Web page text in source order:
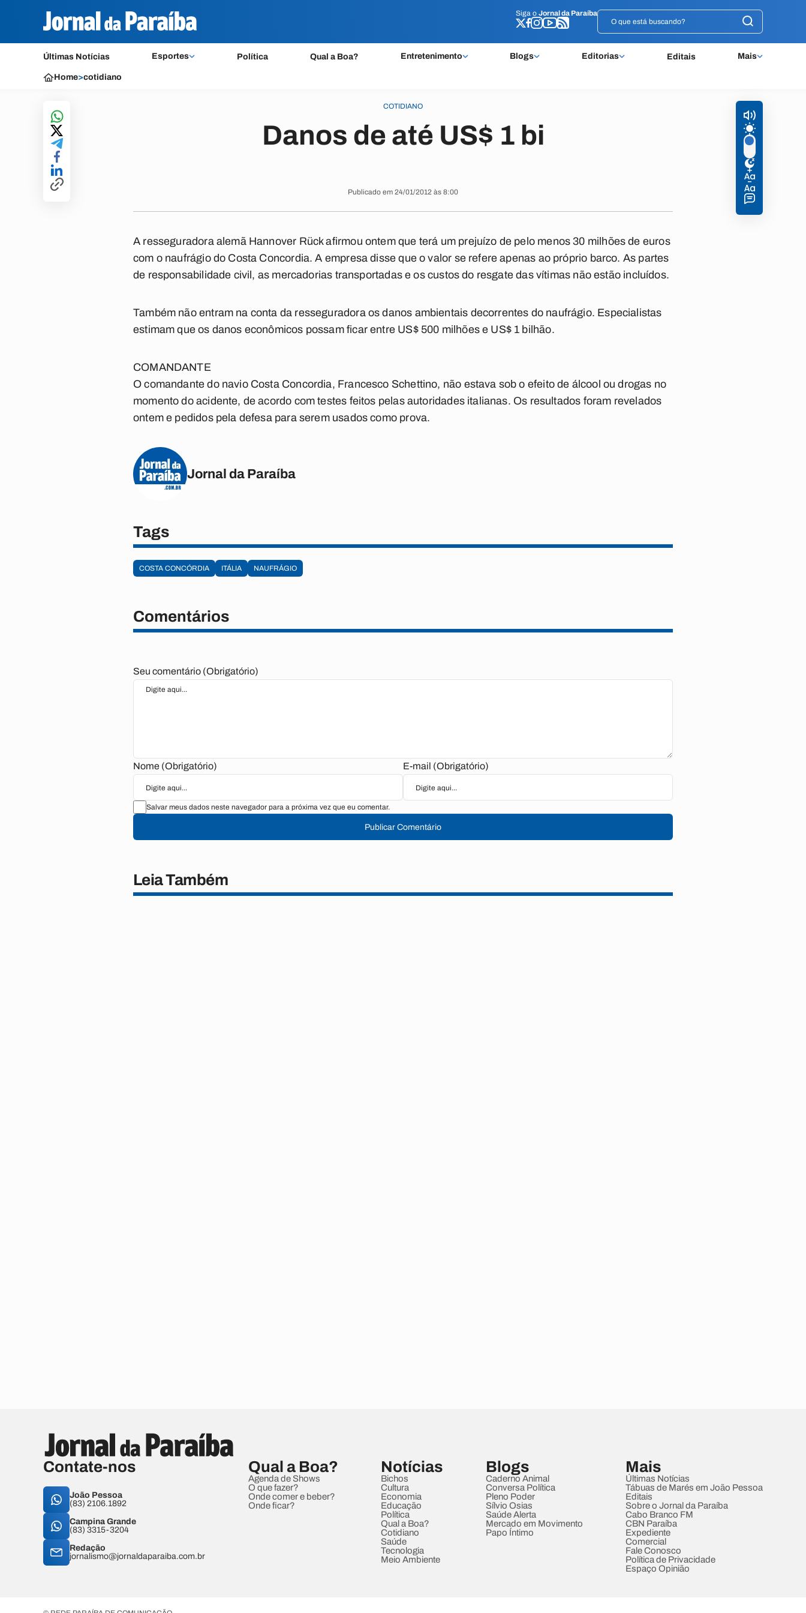
Siga o Jornal da Paraíba
Últimas Notícias Esportes Política Qual a Boa? Entretenimento Blogs Editorias Editais Mais
Siga o Jornal da Paraíba
Home>cotidiano
COTIDIANO
Danos de até US$ 1 bi
Publicado em 24/01/2012 às 8:00
A resseguradora alemã Hannover Rück afirmou ontem que terá um prejuízo de pelo menos 30 milhões de euros
com o naufrágio do Costa Concordia. A empresa disse que o valor se refere apenas ao próprio barco. As partes
de responsabilidade civil, as mercadorias transportadas e os custos do resgate das vítimas não estão incluídos.
Também não entram na conta da resseguradora os danos ambientais decorrentes do naufrágio. Especialistas
estimam que os danos econômicos possam ficar entre US$ 500 milhões e US$ 1 bilhão.
COMANDANTE
O comandante do navio Costa Concordia, Francesco Schettino, não estava sob o efeito de álcool ou drogas no
momento do acidente, de acordo com testes feitos pelas autoridades italianas. Os resultados foram revelados
ontem e pedidos pela defesa para serem usados como prova.
Jornal da Paraíba
Tags
COSTA CONCÓRDIA ITÁLIA NAUFRÁGIO
Comentários
Seu comentário (Obrigatório)
Nome (Obrigatório) E-mail (Obrigatório)
Salvar meus dados neste navegador para a próxima vez que eu comentar.
Publicar Comentário
Leia Também
Contate-nos
João Pessoa
(83) 2106.1892
Campina Grande
(83) 3315-3204
Redação
jornalismo@jornaldaparaiba.com.br
Qual a Boa?
Agenda de Shows
O que fazer?
Onde comer e beber?
Onde ficar?
Notícias
Bichos
Cultura
Economia
Educação
Política
Qual a Boa?
Cotidiano
Saúde
Tecnologia
Meio Ambiente
Blogs
Caderno Animal
Conversa Política
Pleno Poder
Sílvio Osias
Saúde Alerta
Mercado em Movimento
Papo Íntimo
Mais
Últimas Notícias
Tábuas de Marés em João Pessoa
Editais
Sobre o Jornal da Paraíba
Cabo Branco FM
CBN Paraíba
Expediente
Comercial
Fale Conosco
Política de Privacidade
Espaço Opinião